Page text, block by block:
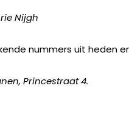
Nijgh
nummers uit heden
Princestraat 4.